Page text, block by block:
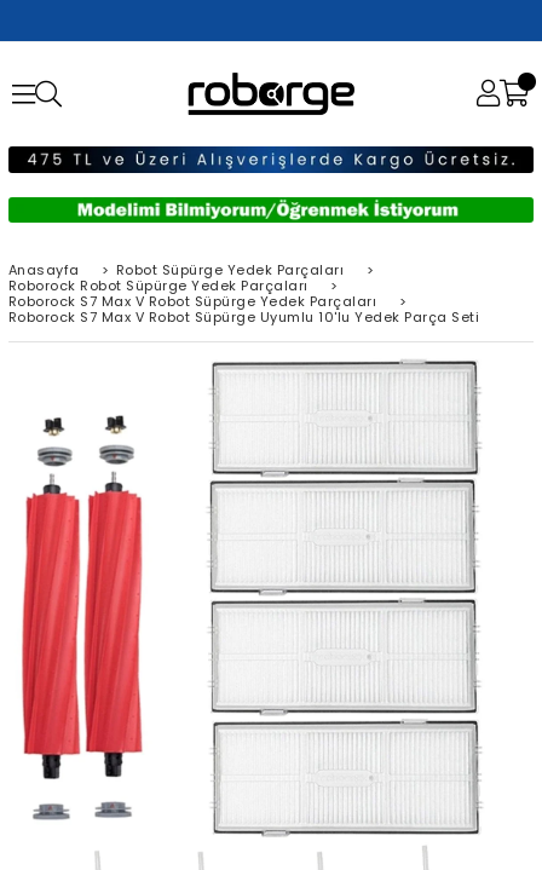
Anasayfa > Robot Süpürge Yedek Parçaları
>
Roborock Robot Süpürge Yedek Parçaları
>
Roborock S7 Max V Robot Süpürge Yedek Parçaları
>
Roborock S7 Max V Robot Süpürge Uyumlu 10'lu Yedek Parça Seti